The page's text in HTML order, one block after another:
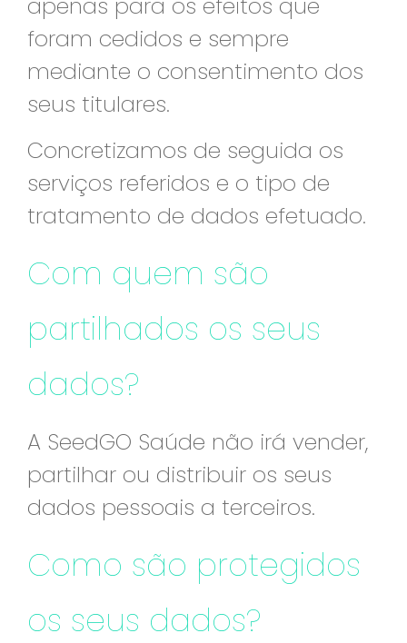
foram cedidos e sempre
mediante o consentimento dos
seus titulares.
Concretizamos de seguida os
serviços referidos e o tipo de
tratamento de dados efetuado.
Com quem são
partilhados os seus
dados?
A SeedGO Saúde não irá vender,
partilhar ou distribuir os seus
dados pessoais a terceiros.
Como são protegidos
os seus dados?